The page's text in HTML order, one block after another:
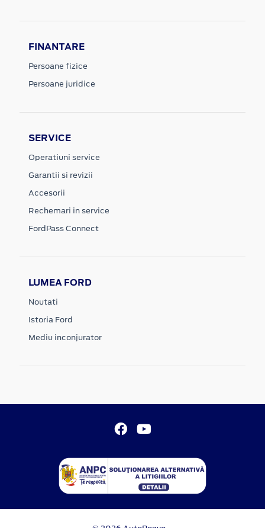
FINANTARE
Persoane fizice
Persoane juridice
SERVICE
Operatiuni service
Garantii si revizii
Accesorii
Rechemari in service
FordPass Connect
LUMEA FORD
Noutati
Istoria Ford
Mediu inconjurator